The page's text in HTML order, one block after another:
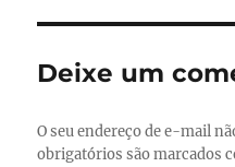
b
o
o
k
d
o
n
Deixe um
O seu endereço de e-mail
obrigatórios são marcados